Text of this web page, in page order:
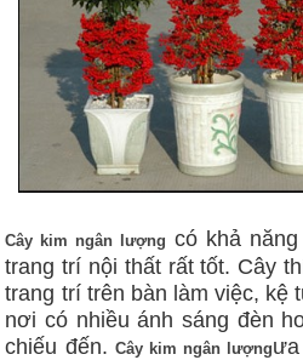
Cây kim ngân lượng có khả
trang trí nội thất rất tốt. Cây
trang trí trên bàn làm việc, kệ
nơi có nhiều ánh sáng đèn
chiếu đến. Cây kim ngân lượng